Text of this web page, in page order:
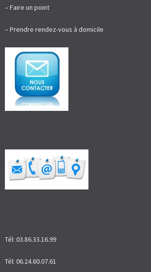
– Faire un point
– Prendre rendez-vous à domicile
Tél: 03.86.33.16.99
Tél: 06.24.60.07.61